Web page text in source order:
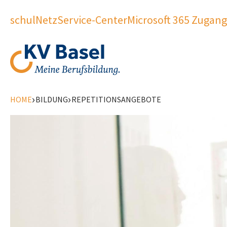
schulNetzService-CenterMicrosoft 365 Zugang
HOME›BILDUNG›REPETITIONSANGEBOTE